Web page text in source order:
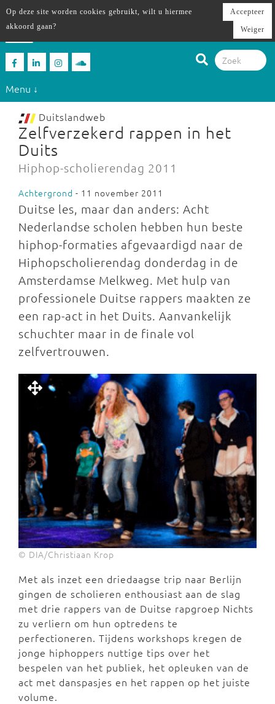
Menu ↓
Duitslandweb
Zelfverzekerd rappen in het
Duits
Hiphop-scholierendag 2011
Achtergrond - 11 november 2011
Duitse les, maar dan anders: Acht
Nederlandse scholen hebben hun beste
hiphop-formaties afgevaardigd naar de
Hiphopscholierendag donderdag in de
Amsterdamse Melkweg. Met hulp van
professionele Duitse rappers maakten ze
een rap-act in het Duits. Aanvankelijk
schuchter maar in de finale vol
zelfvertrouwen.
© DIA/Christiaan Krop
Met als inzet een driedaagse trip naar Berlijn
gingen de scholieren enthousiast aan de slag
met drie rappers van de Duitse rapgroep Nichts
zu verliern om hun optredens te
perfectioneren. Tijdens workshops kregen de
jonge hiphoppers nuttige tips over het
bespelen van het publiek, het opleuken van de
act met danspasjes en het rappen op het juiste
volume.
Op deze site worden cookies gebruikt, wilt u hiermee
akkoord gaan?
Accepteer
Weiger